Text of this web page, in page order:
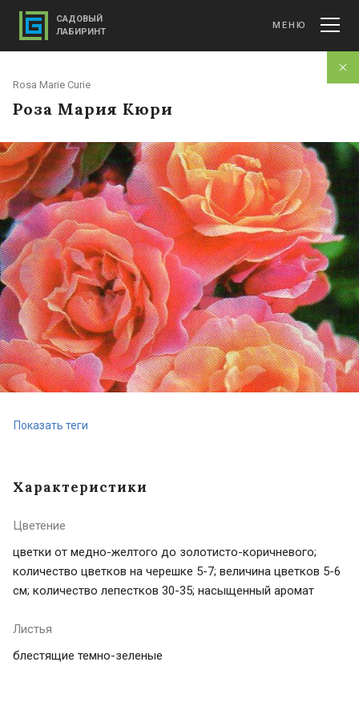
Rosa Marie Curie
Роза Мария Кюри
Показать теги
Характеристики
Цветение
цветки от медно-желтого до золотисто-коричневого;
количество цветков на черешке 5-7; величина цветков 5-6
см; количество лепестков 30-35; насыщенный аромат
Листья
блестящие темно-зеленые
САДОВЫЙ
ЛАБИРИНТ
МЕНЮ